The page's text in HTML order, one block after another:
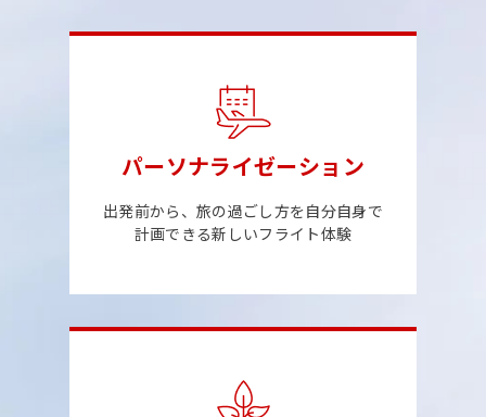
パーソナライゼーション
出発前から、旅の過ごし方を自分自身で
計画できる新しいフライト体験